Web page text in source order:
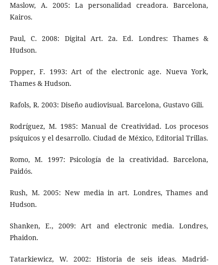
Maslow, A. 2005: La personalidad creadora. Barcelona,
Kairos.
Paul, C. 2008: Digital Art. 2a. Ed. Londres: Thames &
Hudson.
Popper, F. 1993: Art of the electronic age. Nueva York,
Thames & Hudson.
Rafols, R. 2003: Diseño audiovisual. Barcelona, Gustavo Gili.
Rodríguez, M. 1985: Manual de Creatividad. Los procesos
psíquicos y el desarrollo. Ciudad de México, Editorial Trillas.
Romo, M. 1997: Psicología de la creatividad. Barcelona,
Paidós.
Rush, M. 2005: New media in art. Londres, Thames and
Hudson.
Shanken, E., 2009: Art and electronic media. Londres,
Phaidon.
Tatarkiewicz, W. 2002: Historia de seis ideas. Madrid-